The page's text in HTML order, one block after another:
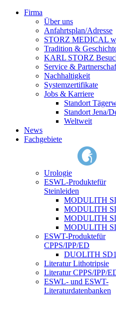
Firma
Über uns
Anfahrtsplan/Adresse
STORZ MEDICAL
Tradition &
KARL STORZ
Service &
Nachhaltigkeit
Systemzertifikate
Jobs & Karriere
Standort
Standort Jena/
Weltweit
News
Fachgebiete
Urologie
ESWL-Produktefür
Steinleiden
MODULITH
MODULITH
MODULITH
MODULITH
ESWT-Produktefür
CPPS/IPP/ED
DUOLITH
Literatur Lithotripsie
Literatur CPPS/IPP/
ESWL- und ESWT-
Literaturdatenbanken